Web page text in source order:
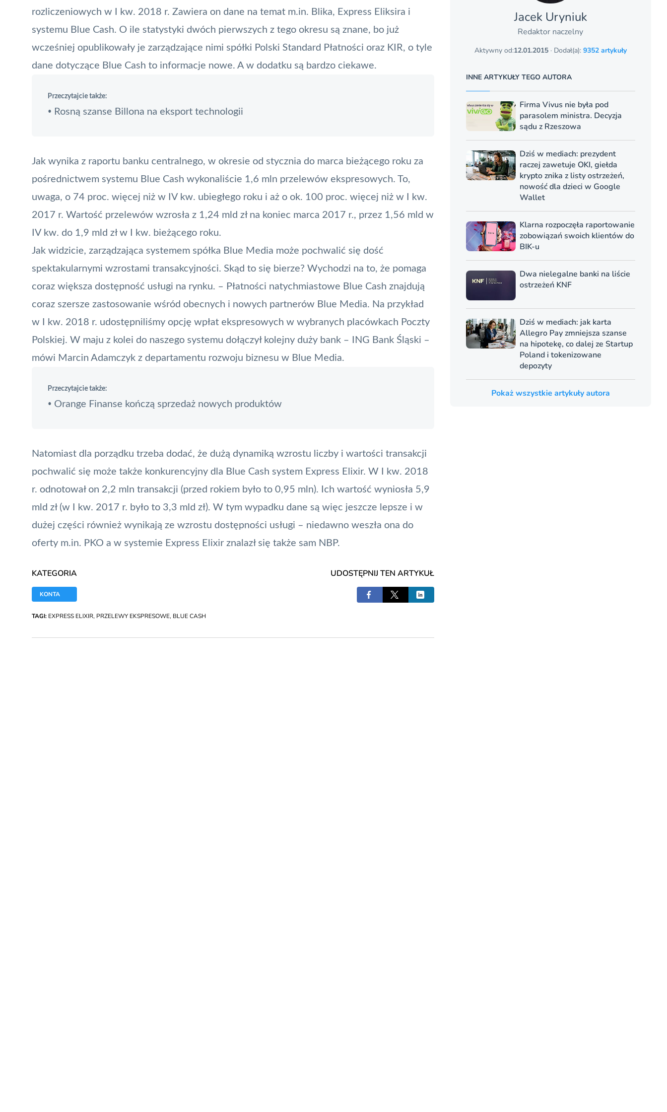
rozliczeniowych w I kw. 2018 r. Zawiera on dane na temat m.in. Blika, Express Eliksira i
systemu Blue Cash. O ile statystyki dwóch pierwszych z tego okresu są znane, bo już
wcześniej opublikowały je zarządzające nimi spółki Polski Standard Płatności oraz KIR, o tyle
dane dotyczące Blue Cash to informacje nowe. A w dodatku są bardzo ciekawe.
Przeczytajcie także:
• Rosną szanse Billona na eksport technologii
Jak wynika z raportu banku centralnego, w okresie od stycznia do marca bieżącego roku za
pośrednictwem systemu Blue Cash wykonaliście 1,6 mln przelewów ekspresowych. To,
uwaga, o 74 proc. więcej niż w IV kw. ubiegłego roku i aż o ok. 100 proc. więcej niż w I kw.
2017 r. Wartość przelewów wzrosła z 1,24 mld zł na koniec marca 2017 r., przez 1,56 mld w
IV kw. do 1,9 mld zł w I kw. bieżącego roku.
Jak widzicie, zarządzająca systemem spółka Blue Media może pochwalić się dość
spektakularnymi wzrostami transakcyjności. Skąd to się bierze? Wychodzi na to, że pomaga
coraz większa dostępność usługi na rynku. – Płatności natychmiastowe Blue Cash znajdują
coraz szersze zastosowanie wśród obecnych i nowych partnerów Blue Media. Na przykład
w I kw. 2018 r. udostępniliśmy opcję wpłat ekspresowych w wybranych placówkach Poczty
Polskiej. W maju z kolei do naszego systemu dołączył kolejny duży bank – ING Bank Śląski –
mówi Marcin Adamczyk z departamentu rozwoju biznesu w Blue Media.
Przeczytajcie także:
• Orange Finanse kończą sprzedaż nowych produktów
Natomiast dla porządku trzeba dodać, że dużą dynamiką wzrostu liczby i wartości transakcji
pochwalić się może także konkurencyjny dla Blue Cash system Express Elixir. W I kw. 2018
r. odnotował on 2,2 mln transakcji (przed rokiem było to 0,95 mln). Ich wartość wyniosła 5,9
mld zł (w I kw. 2017 r. było to 3,3 mld zł). W tym wypadku dane są więc jeszcze lepsze i w
dużej części również wynikają ze wzrostu dostępności usługi – niedawno weszła ona do
oferty m.in. PKO a w systemie Express Elixir znalazł się także sam NBP.
KATEGORIA
KONTA
UDOSTĘPNIJ TEN ARTYKUŁ
TAGI: EXPRESS ELIXIR, PRZELEWY EKSPRESOWE, BLUE CASH
Jacek Uryniuk
Redaktor naczelny
Aktywny od:12.01.2015· Dodał(a): 9352 artykuły
INNE ARTYKUŁY TEGO AUTORA
Firma Vivus nie była pod
parasolem ministra. Decyzja
sądu z Rzeszowa
Dziś w mediach: prezydent
raczej zawetuje OKI, giełda
krypto znika z listy ostrzeżeń,
nowość dla dzieci w Google
Wallet
Klarna rozpoczęła raportowanie
zobowiązań swoich klientów do
BIK-u
Dwa nielegalne banki na liście
ostrzeżeń KNF
Dziś w mediach: jak karta
Allegro Pay zmniejsza szanse
na hipotekę, co dalej ze Startup
Poland i tokenizowane
depozyty
Pokaż wszystkie artykuły autora